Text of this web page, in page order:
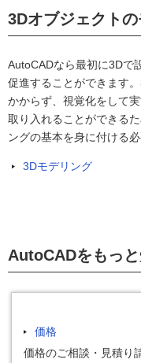
3Dオブジェクト
AutoCADなら最初に3Dで
促進することができます
かからず、視覚化をして
取り入れることができる
ングの基本を身に付ける必
3Dモデリング
AutoCADをもっ
価格
価格のご相談・見積り